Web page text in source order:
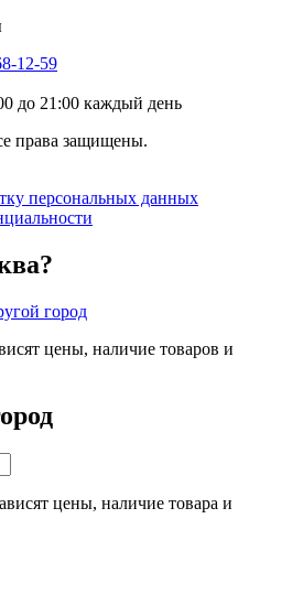
12-59
до 21:00 каждый день
права защищены.
персональных данных
город
цены, наличие товаров и
цены, наличие товара и